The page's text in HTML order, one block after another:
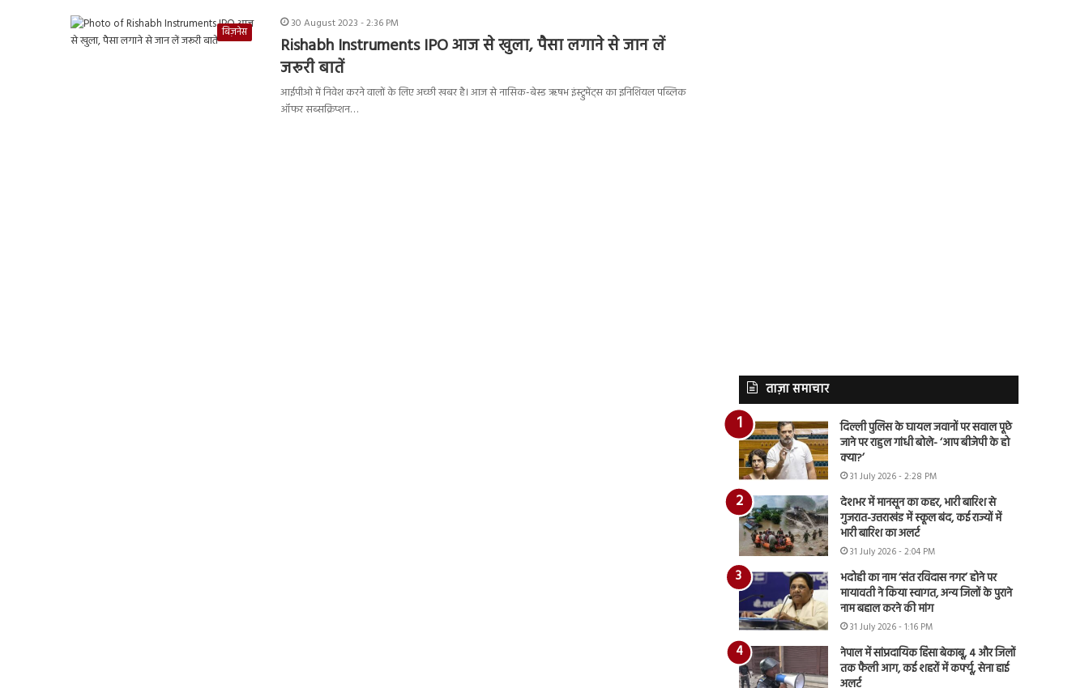
बिज़नेस
30 August 2023 - 2:36 PM
Rishabh Instruments IPO आज से खुला, पैसा लगाने से जान लें
जरूरी बातें
आईपीओ में निवेश करने वालों के लिए अच्छी खबर है। आज से नासिक-बेस्ड ऋषभ इंस्ट्रुमेंट्स का इनिशियल पब्लिक
ऑफर सब्सक्रिप्शन…
ताज़ा समाचार
दिल्ली पुलिस के घायल जवानों पर सवाल पूछे
जाने पर राहुल गांधी बोले- ‘आप बीजेपी के हो
क्या?’
31 July 2026 - 2:28 PM
देशभर में मानसून का कहर, भारी बारिश से
गुजरात-उत्तराखंड में स्कूल बंद, कई राज्यों में
भारी बारिश का अलर्ट
31 July 2026 - 2:04 PM
भदोही का नाम ‘संत रविदास नगर’ होने पर
मायावती ने किया स्वागत, अन्य जिलों के पुराने
नाम बहाल करने की मांग
31 July 2026 - 1:16 PM
नेपाल में सांप्रदायिक हिंसा बेकाबू, 4 और जिलों
तक फैली आग, कई शहरों में कर्फ्यू, सेना हाई
अलर्ट